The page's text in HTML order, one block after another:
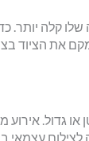
שלו קלה
את הציוד
או גדול.
לצילום